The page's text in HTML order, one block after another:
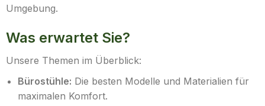
Umgebung.
Was erwartet Sie?
Unsere Themen im Überblick:
Bürostühle: Die besten Modelle und Materialien für
maximalen Komfort.